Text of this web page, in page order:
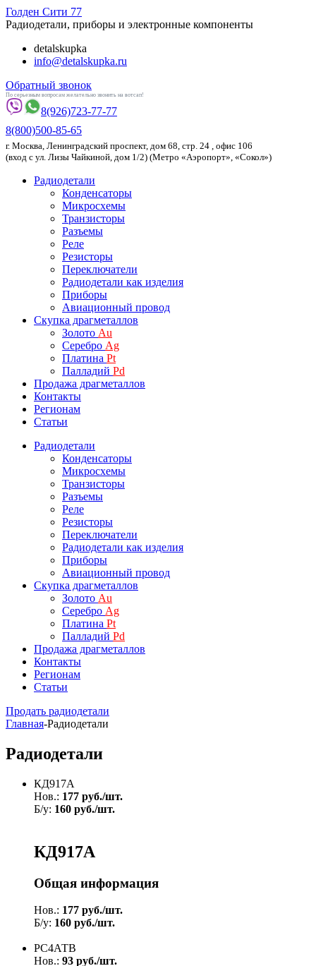
Голден Сити 77
Радиодетали, приборы и электронные компоненты
detalskupka
info@detalskupka.ru
Обратный звонок
По серьезным вопросам желательно звонить на вотсап!
8(926)723-77-77
8(800)500-85-65
г. Москва, Ленинградский проспект, дом 68, стр. 24 , офис 106
(вход с ул. Лизы Чайкиной, дом 1/2) (Метро «Аэропорт», «Сокол»)
Радиодетали
Конденсаторы
Микросхемы
Транзисторы
Разъемы
Реле
Резисторы
Переключатели
Радиодетали как изделия
Приборы
Авиационный провод
Скупка драгметаллов
Золото Au
Серебро Ag
Платина Pt
Палладий Pd
Продажа драгметаллов
Контакты
Регионам
Статьи
Радиодетали
Конденсаторы
Микросхемы
Транзисторы
Разъемы
Реле
Резисторы
Переключатели
Радиодетали как изделия
Приборы
Авиационный провод
Скупка драгметаллов
Золото Au
Серебро Ag
Платина Pt
Палладий Pd
Продажа драгметаллов
Контакты
Регионам
Статьи
Продать радиодетали
Главная-Радиодетали
Радиодетали
КД917А
Нов.: 177 руб./шт.
Б/у: 160 руб./шт.
КД917А
Общая информация
Нов.: 177 руб./шт.
Б/у: 160 руб./шт.
РС4АТВ
Нов.: 93 руб./шт.